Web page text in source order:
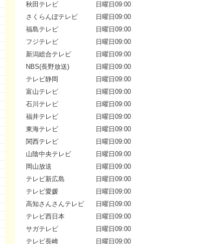
秋田テレビ
日曜日09:00
さくらんぼテレビ
日曜日09:00
福島テレビ
日曜日09:00
フジテレビ
日曜日09:00
新潟総合テレビ
日曜日09:00
NBS(長野放送)
日曜日09:00
テレビ静岡
日曜日09:00
富山テレビ
日曜日09:00
石川テレビ
日曜日09:00
福井テレビ
日曜日09:00
東海テレビ
日曜日09:00
関西テレビ
日曜日09:00
山陰中央テレビ
日曜日09:00
岡山放送
日曜日09:00
テレビ新広島
日曜日09:00
テレビ愛媛
日曜日09:00
高知さんさんテレビ
日曜日09:00
テレビ西日本
日曜日09:00
サガテレビ
日曜日09:00
テレビ長崎
日曜日09:00